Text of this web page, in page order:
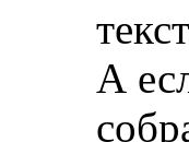
А